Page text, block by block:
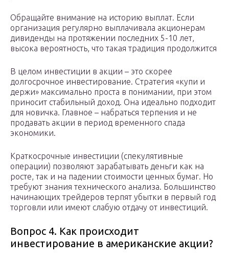
Обращайте внимание на историю выплат. Если
организация регулярно выплачивала акционерам
дивиденды на протяжении последних 5-10 лет,
высока вероятность, что такая традиция продолжится
В целом инвестиции в акции – это скорее
долгосрочное инвестирование. Стратегия «купи и
держи» максимально проста в понимании, при этом
приносит стабильный доход. Она идеально подходит
для новичка. Главное – набраться терпения и не
продавать акции в период временного спада
экономики.
Краткосрочные инвестиции (спекулятивные
операции) позволяют зарабатывать деньги как на
росте, так и на падении стоимости ценных бумаг. Но
требуют знания технического анализа. Большинство
начинающих трейдеров терпят убытки в первый год
торговли или имеют слабую отдачу от инвестиций.
Вопрос 4. Как происходит
инвестирование в американские акции?